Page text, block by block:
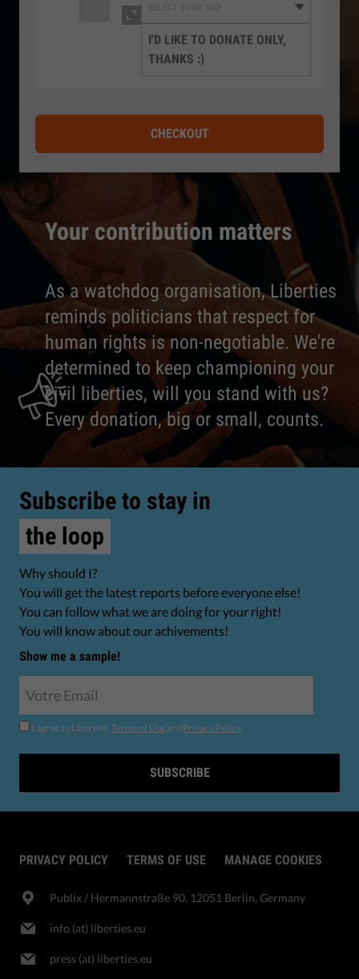
Your contribution matters
As a watchdog organisation, Liberties
reminds politicians that respect for
human rights is non-negotiable. We're
determined to keep championing your
civil liberties, will you stand with us?
Every donation, big or small, counts.
I'D LIKE TO DONATE ONLY,
THANKS :)
CHECKOUT
Subscribe to stay in
the loop
Why should I?
You will get the latest reports before everyone else!
You can follow what we are doing for your right!
You will know about our achivements!
Show me a sample!
I agree to Liberties' Terms of Use andPrivacy Policy.
SUBSCRIBE
PRIVACY POLICY TERMS OF USE MANAGE COOKIES
Publix​ / Hermannstraße 90, 12051 Berlin, Germany
info (at) liberties.eu
press (at) liberties.eu